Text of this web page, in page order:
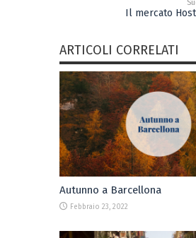
Il mercato
ARTICOLI CORRELATI
Autunno a Barcellona
Febbraio 23, 2022